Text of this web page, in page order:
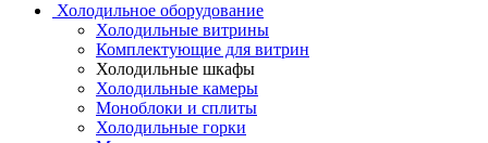
Холодильное оборудование
Холодильные витрины
Комплектующие для витрин
Холодильные шкафы
Холодильные камеры
Моноблоки и сплиты
Холодильные горки